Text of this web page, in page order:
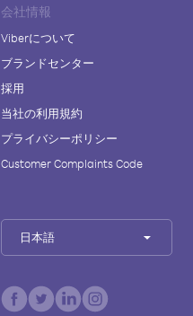
会社情報
Viberについて
ブランドセンター
採用
当社の利用規約
プライバシーポリシー
Customer Complaints Code
日本語